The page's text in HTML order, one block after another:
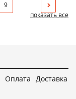
9
показать все
Оплата Доставка